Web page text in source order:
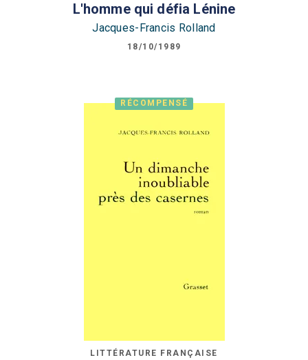
L'homme qui défia Lénine
Jacques-Francis Rolland
18/10/1989
RÉCOMPENSÉ
LITTÉRATURE FRANÇAISE